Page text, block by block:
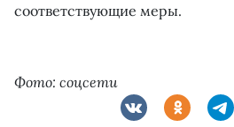
соответствующие меры.
Фото: соцсети